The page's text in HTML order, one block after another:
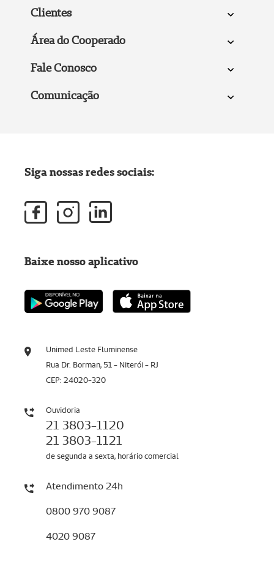
Clientes
Área do Cooperado
Fale Conosco
Comunicação
Unimed Leste Fluminense
Rua Dr. Borman, 51 - Niterói - RJ
CEP: 24020-320
Ouvidoria
21 3803-1120
21 3803-1121
de segunda a sexta, horário comercial
Atendimento 24h
0800 970 9087
4020 9087
Siga nossas redes sociais:
Baixe nosso aplicativo